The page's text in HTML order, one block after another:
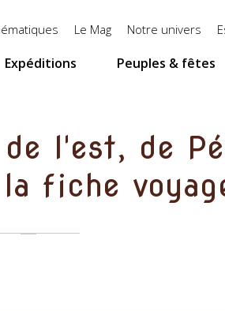
Le Mag Notre univers
Expéditions Peuples & fêtes
l'est, de
fiche